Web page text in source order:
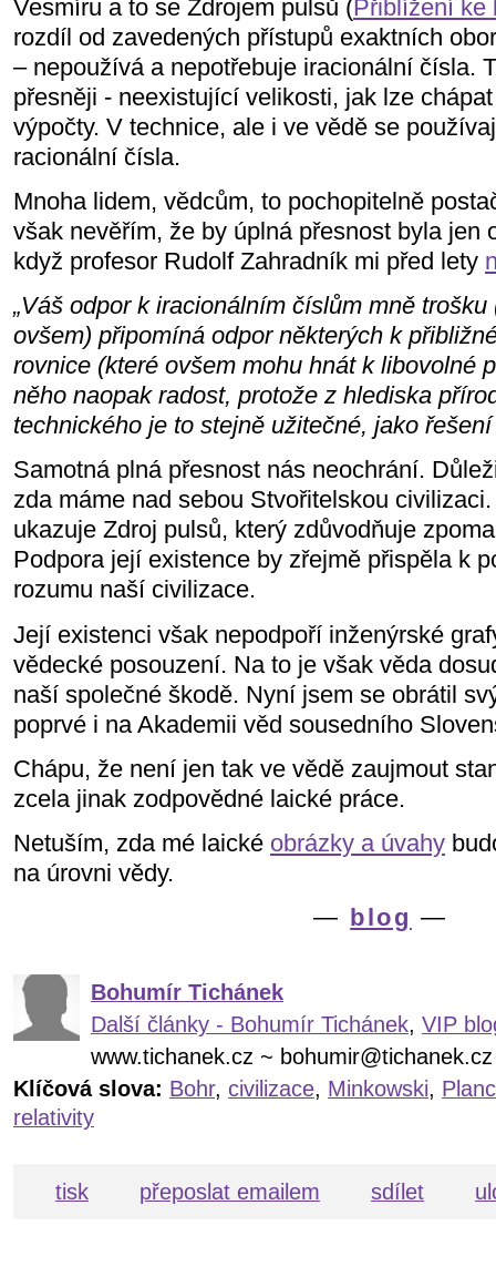
Vesmíru a to se Zdrojem pulsů (Přiblížení ke
rozdíl od zavedených přístupů exaktních
– nepoužívá a nepotřebuje iracionální čísla.
přesněji - neexistující velikosti, jak lze
výpočty. V technice, ale i ve vědě se
racionální čísla.
Mnoha lidem, vědcům, to pochopitelně
však nevěřím, že by úplná přesnost byla jen
když profesor Rudolf Zahradník mi před lety
„Váš odpor k iracionálním číslům mně
ovšem) připomíná odpor některých k
rovnice (které ovšem mohu hnát k libovolné
něho naopak radost, protože z hlediska
technického je to stejně užitečné, jako řešení
Samotná plná přesnost nás neochrání.
zda máme nad sebou Stvořitelskou
ukazuje Zdroj pulsů, který zdůvodňuje
Podpora její existence by zřejmě přispěla k
rozumu naší civilizace.
Její existenci však nepodpoří inženýrské
vědecké posouzení. Na to je však věda
naší společné škodě. Nyní jsem se obrátil
poprvé i na Akademii věd sousedního
Chápu, že není jen tak ve vědě zaujmout
zcela jinak zodpovědné laické práce.
Netuším, zda mé laické obrázky a úvahy
na úrovni vědy.
— blog —
Bohumír Tichánek
Další články - Bohumír Tichánek, VIP
www.tichanek.cz ~ bohumir@tichanek.cz
Klíčová slova: Bohr, civilizace, Minkowski,
relativity
tisk přeposlat emailem sdílet